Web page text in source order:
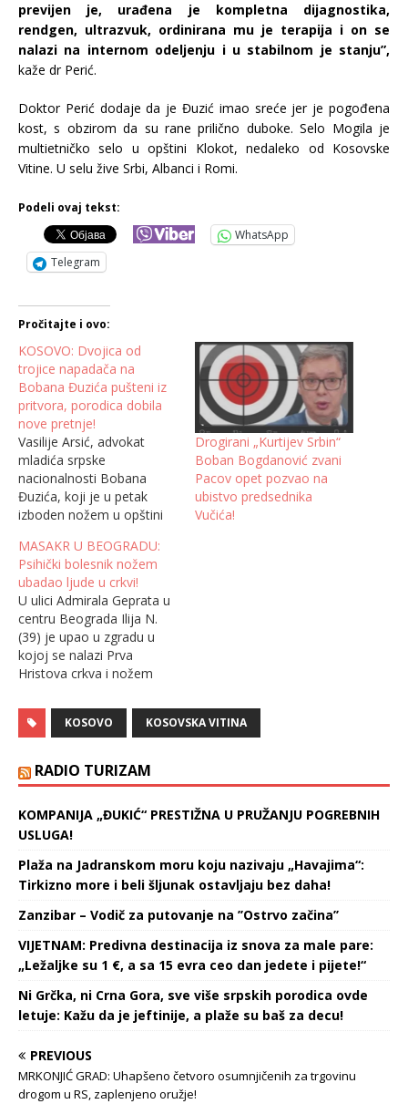
previjen je, urađena je kompletna dijagnostika,
rendgen, ultrazvuk, ordinirana mu je terapija i on se
nalazi na internom odeljenju i u stabilnom je stanju”,
kaže dr Perić.
Doktor Perić dodaje da je Đuzić imao sreće jer je pogođena
kost, s obzirom da su rane prilično duboke. Selo Mogila je
multietničko selo u opštini Klokot, nedaleko od Kosovske
Vitine. U selu žive Srbi, Albanci i Romi.
Podeli ovaj tekst:
WhatsApp
Telegram
Pročitajte i ovo:
KOSOVO: Dvojica od
trojice napadača na
Bobana Đuzića pušteni iz
pritvora, porodica dobila
nove pretnje!
Vasilije Arsić, advokat
mladića srpske
nacionalnosti Bobana
Đuzića, koji je u petak
izboden nožem u opštini
nema nikakve informacije
od kosovske policije, već
samo od porodice da su
dvojica od trojice
napadača puštena kući, a
da je jedan zadržan u
pritvoru, kao i da su…
Drogirani „Kurtijev Srbin“
Boban Bogdanović zvani
Pacov opet pozvao na
ubistvo predsednika
Vučića!
MASAKR U BEOGRADU:
Psihički bolesnik nožem
ubadao ljude u crkvi!
U ulici Admirala Geprata u
centru Beograda Ilija N.
(39) je upao u zgradu u
kojoj se nalazi Prva
Hristova crkva i nožem
(62) i državljanina Srbije
S.M. (40). Starešina crkve
povređen, pošto je
uganuo nogu, bežeći od
nekim…
KOSOVO KOSOVSKA VITINA
RADIO TURIZAM
KOMPANIJA „ĐUKIĆ“ PRESTIŽNA U PRUŽANJU POGREBNIH
USLUGA!
Plaža na Jadranskom moru koju nazivaju „Havajima“:
Tirkizno more i beli šljunak ostavljaju bez daha!
Zanzibar – Vodič za putovanje na ’’Ostrvo začina’’
VIJETNAM: Predivna destinacija iz snova za male pare:
„Ležaljke su 1 €, a sa 15 evra ceo dan jedete i pijete!“
Ni Grčka, ni Crna Gora, sve više srpskih porodica ovde
letuje: Kažu da je jeftinije, a plaže su baš za decu!
PREVIOUS
MRKONJIĆ GRAD: Uhapšeno četvoro osumnjičenih za trgovinu
drogom u RS, zaplenjeno oružje!